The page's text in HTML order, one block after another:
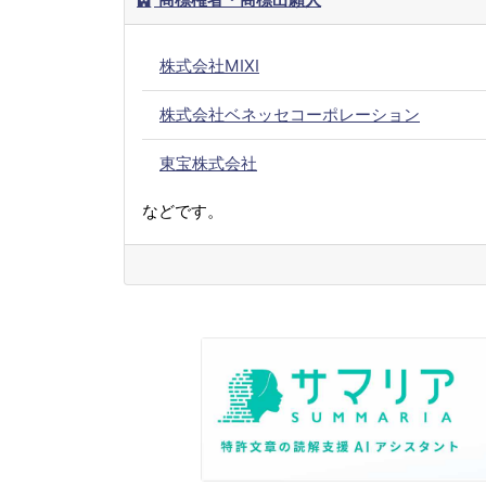
株式会社MIXI
株式会社ベネッセコーポレーション
東宝株式会社
などです。